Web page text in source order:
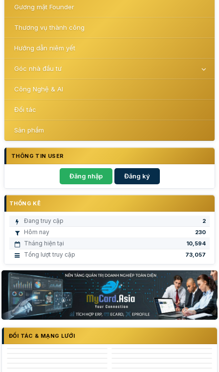
Gương mặt Founder
Thương vụ thành công
Hướng dẫn niêm yết
Góc nhà đầu tư
Công Nghệ & AI
Đối tác
Sản phẩm
THÔNG TIN USER
Đăng nhập Đăng ký
THỐNG KÊ
Đang truy cập 2
Hôm nay 230
Tháng hiện tại 10,594
Tổng lượt truy cập 73,057
ĐỐI TÁC & MẠNG LƯỚI